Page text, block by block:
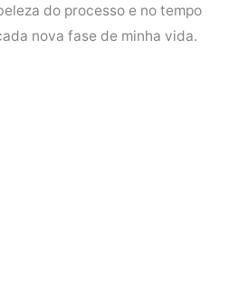
do processo e no tempo
nova fase de minha vida.